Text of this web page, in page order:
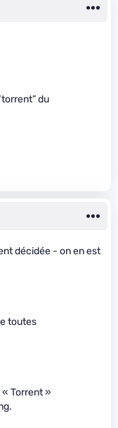
du
décidée - on en est
toutes
Torrent »